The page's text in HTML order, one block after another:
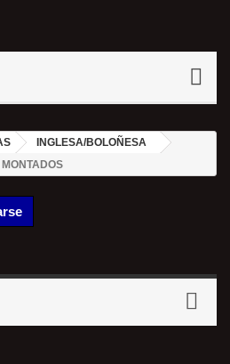
INGLESA/BOLOÑESA